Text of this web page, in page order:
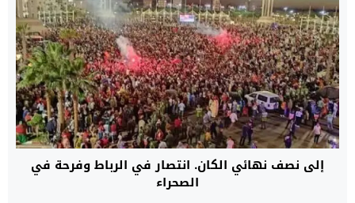
إلى نصف نهائي الكان. انتصار في الرباط وفرحة في
الصحراء